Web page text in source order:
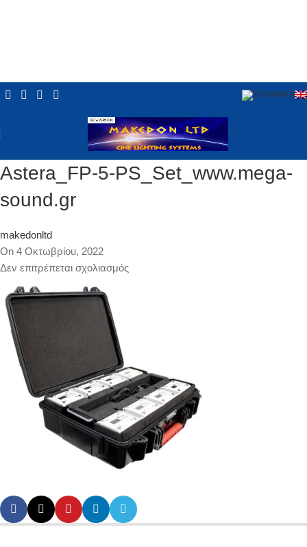
Astera_FP-5-PS_Set_www.mega-
sound.gr
makedonltd
On 4 Οκτωβρίου, 2022
Δεν επιτρέπεται σχολιασμός